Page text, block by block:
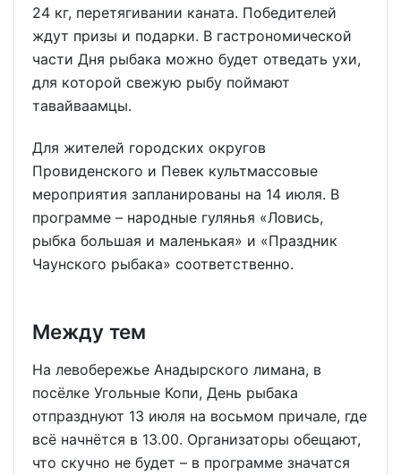
24 кг, перетягивании каната. Победителей
ждут призы и подарки. В гастрономической
части Дня рыбака можно будет отведать ухи,
для которой свежую рыбу поймают
тавайваамцы.
Для жителей городских округов
Провиденского и Певек культмассовые
мероприятия запланированы на 14 июля. В
программе – народные гулянья «Ловись,
рыбка большая и маленькая» и «Праздник
Чаунского рыбака» соответственно.
Между тем
На левобережье Анадырского лимана, в
посёлке Угольные Копи, День рыбака
отпразднуют 13 июля на восьмом причале, где
всё начнётся в 13.00. Организаторы обещают,
что скучно не будет – в программе значатся